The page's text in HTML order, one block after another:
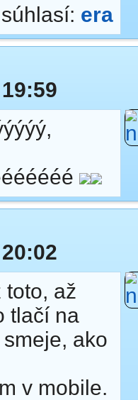
súhlasí: era
toto, až
tlačí na
ako
v mobile.